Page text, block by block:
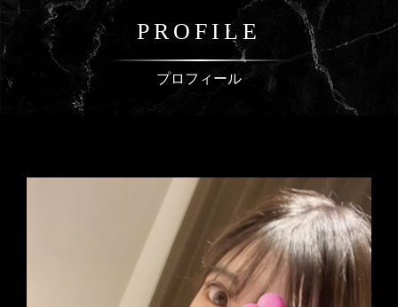
PROFILE
プロフィール